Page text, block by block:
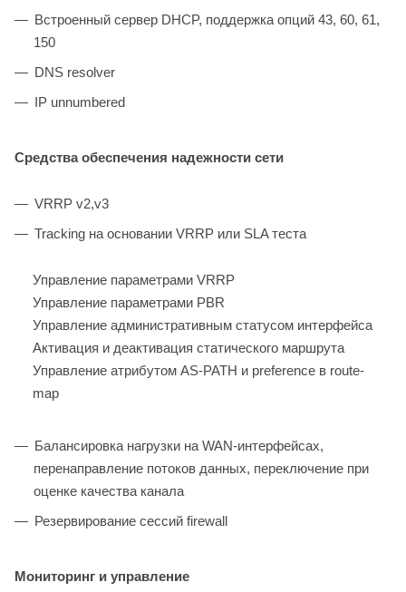
Встроенный сервер DHCP, поддержка опций 43, 60, 61,
150
DNS resolver
IP unnumbered
Средства обеспечения надежности сети
VRRP v2,v3
Tracking на основании VRRP или SLA теста
Управление параметрами VRRP
Управление параметрами PBR
Управление административным статусом интерфейса
Активация и деактивация статического маршрута
Управление атрибутом AS-PATH и preference в route-
map
Балансировка нагрузки на WAN-интерфейсах,
перенаправление потоков данных, переключение при
оценке качества канала
Резервирование сессий firewall
Мониторинг и управление